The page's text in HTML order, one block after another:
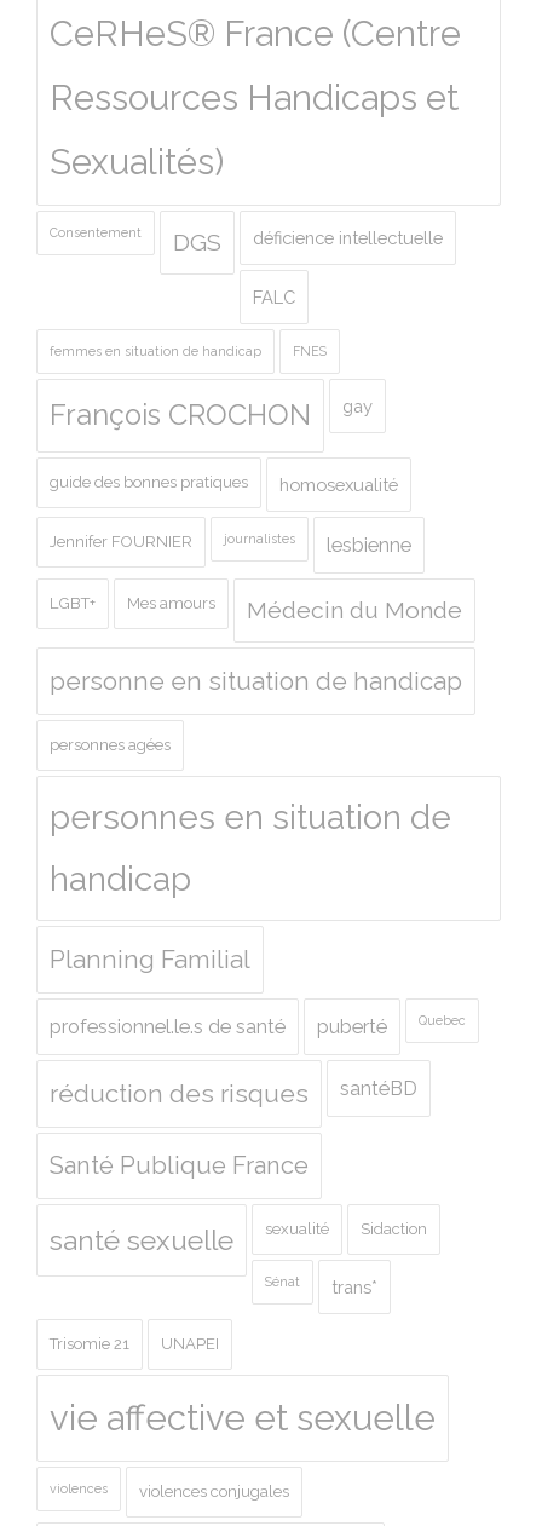
CeRHeS® France (Centre
Ressources Handicaps et
Sexualités)
Consentement DGS déficience intellectuelle
FALC
femmes en situation de handicap FNES
François CROCHON gay
guide des bonnes pratiques homosexualité
Jennifer FOURNIER journalistes lesbienne
LGBT+ Mes amours Médecin du Monde
personne en situation de handicap
personnes agées
personnes en situation de
handicap
Planning Familial
professionnel.le.s de santé puberté Quebec
réduction des risques santéBD
Santé Publique France
santé sexuelle sexualité Sidaction
Sénat trans*
Trisomie 21 UNAPEI
vie affective et sexuelle
violences violences conjugales